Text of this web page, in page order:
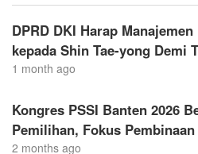
DPRD DKI Harap
kepada Shin Tae-yong Demi
1 month ago
Kongres PSSI Banten 2026
Pemilihan, Fokus
2 months ago